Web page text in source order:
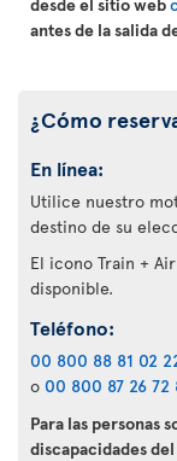
antes de la salida
¿Cómo
En línea:
Utilice nuestro
destino de su
El icono Train + Air
disponible.
Teléfono:
00 800 88 81 02
o 00 800 87 26 72
Para las personas
discapacidades